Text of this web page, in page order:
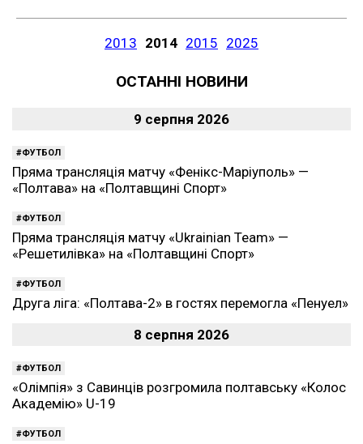
2013 2014 2015 2025
ОСТАННІ НОВИНИ
9 серпня 2026
ФУТБОЛ
Пряма трансляція матчу «Фенікс-Маріуполь» —
«Полтава» на «Полтавщині Спорт»
ФУТБОЛ
Пряма трансляція матчу «Ukrainian Team» —
«Решетилівка» на «Полтавщині Спорт»
ФУТБОЛ
Друга ліга: «Полтава-2» в гостях перемогла «Пенуел»
8 серпня 2026
ФУТБОЛ
«Олімпія» з Савинців розгромила полтавську «Колос
Академію» U-19
ФУТБОЛ